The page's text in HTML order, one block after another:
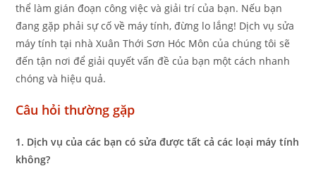
thể làm gián đoạn công việc và giải trí của bạn. Nếu bạn
đang gặp phải sự cố về máy tính, đừng lo lắng! Dịch vụ sửa
máy tính tại nhà Xuân Thới Sơn Hóc Môn của chúng tôi sẽ
đến tận nơi để giải quyết vấn đề của bạn một cách nhanh
chóng và hiệu quả.
Câu hỏi thường gặp
1. Dịch vụ của các bạn có sửa được tất cả các loại máy tính
không?